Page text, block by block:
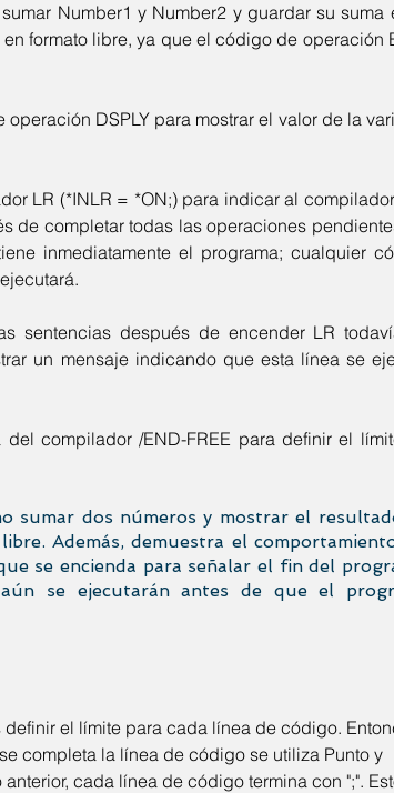
Number1 y Number2 y guardar su suma
formato libre, ya que el código de operación
DSPLY para mostrar el valor de la
LR (*INLR = *ON;) para indicar al
de completar todas las operaciones
inmediatamente el programa; cualquier
sentencias después de encender LR
un mensaje indicando que esta línea se
del compilador /END-FREE para definir el
sumar dos números y mostrar el
Además, demuestra el
se encienda para señalar el fin del
se ejecutarán antes de que el
definir el límite para cada línea de código.
completa la línea de código se utiliza Punto y
cada línea de código termina con ";".